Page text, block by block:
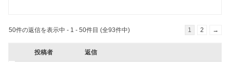
50件の返信を表示中 - 1 - 50件目 (全93件中) 1 2 →
投稿者 返信